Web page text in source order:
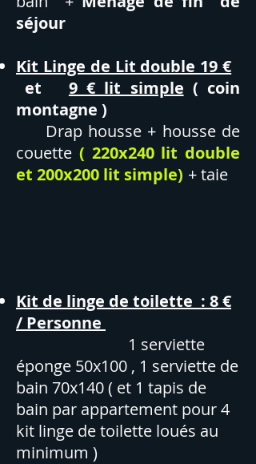
séjour
Kit Linge de Lit double 19 €
et 9 € lit simple ( coin
montagne )
Drap housse + housse de
couette ( 220x240 lit double
et 200x200 lit simple) + taie
Kit de linge de toilette : 8 €
/ Personne
1 serviette
éponge 50x100 , 1 serviette de
bain 70x140 ( et 1 tapis de
bain par appartement pour 4
kit linge de toilette loués au
minimum )